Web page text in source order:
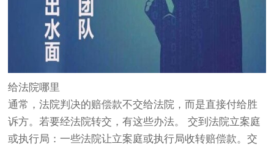
给法院哪里
通常，法院判决的赔偿款不交给法院，而是直接付给胜
诉方。若要经法院转交，有这些办法。 交到法院立案庭
或执行局：一些法院让立案庭或执行局收转赔偿款。交